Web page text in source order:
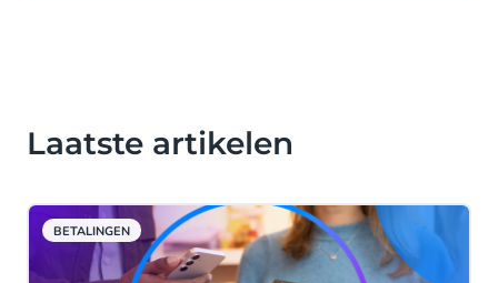
Laatste artikelen
BETALINGEN